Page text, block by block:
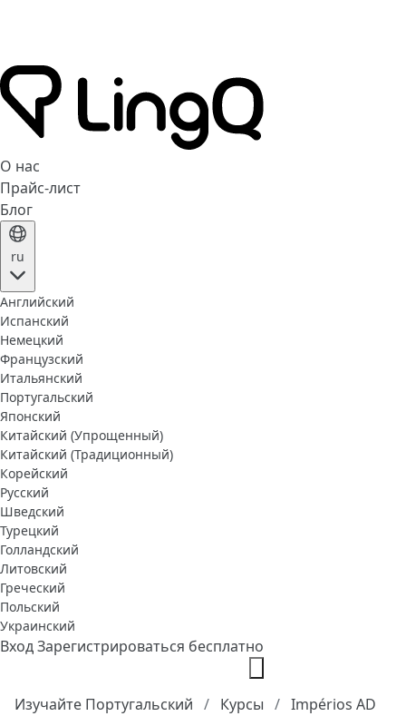
О нас
Прайс-лист
Блог
ru
Английский
Испанский
Немецкий
Французский
Итальянский
Португальский
Японский
Китайский (Упрощенный)
Китайский (Традиционный)
Корейский
Русский
Шведский
Турецкий
Голландский
Литовский
Греческий
Польский
Украинский
ВходЗарегистрироваться бесплатно
Изучайте Португальский Курсы Impérios AD